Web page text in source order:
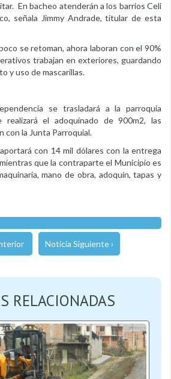
En bacheo atenderán a los barrios Celi
señala Jimmy Andrade, titular de esta
se retoman, ahora laboran con el 90%
trabajan en exteriores, guardando
y uso de mascarillas.
se trasladará a la parroquia
realizará el adoquinado de 900m2, las
con la Junta Parroquial.
con 14 mil dólares con la entrega
que la contraparte el Municipio es
mano de obra, adoquín, tapas y
Noticia Siguiente ›
RELACIONADAS